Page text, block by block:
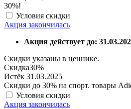
30%!
Условия скидки
Акция закончилась
Акция действует до:
Скидки указаны в ценнике.
Скидка30%
Истёк 31.03.2025
Скидки до 30% на спорт. товары
Условия скидки
Акция закончилась